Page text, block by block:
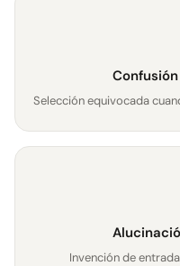
Selección equivocada
Invención de